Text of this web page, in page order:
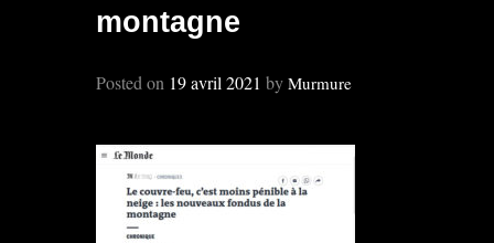
montagne
Posted on 19 avril 2021 by Murmure